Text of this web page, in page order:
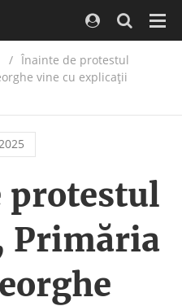
/ Înainte de protestul
vine cu explicații
protestul